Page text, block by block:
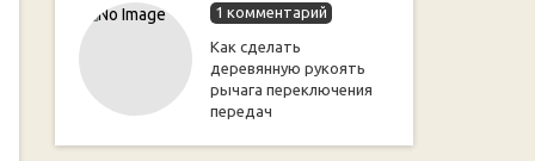
1 комментарий
Как сделать
деревянную рукоять
рычага переключения
передач